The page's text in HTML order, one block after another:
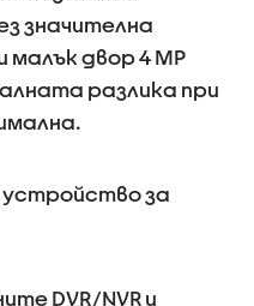
значителна
малък двор 4 MP
разлика при
устройство за
DVR/NVR и